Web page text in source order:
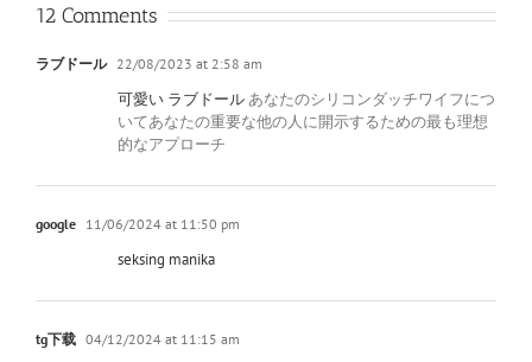
12 Comments
ラブドール 22/08/2023 at 2:58 am
可愛い ラブドールあなたのシリコンダッチワイフにつ
いてあなたの重要な他の人に開示するための最も理想
的なアプローチ
google 11/06/2024 at 11:50 pm
seksing manika
tg下载 04/12/2024 at 11:15 am